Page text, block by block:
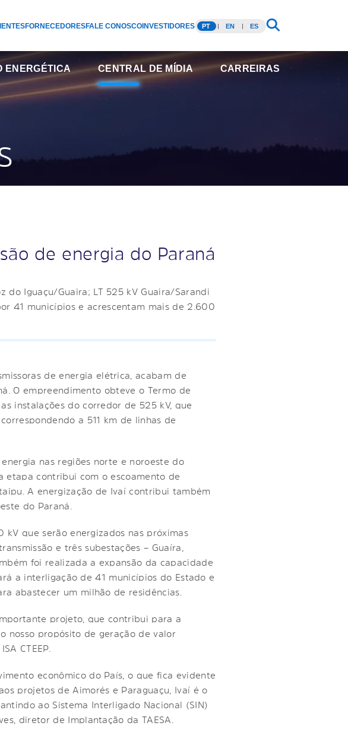
FORNECEDORESFALE CONOSCOINVESTIDORES PT EN ES
ENERGÉTICA CENTRAL DE MÍDIA CARREIRAS
de energia do Paraná
do Iguaçu/Guaira; LT 525 kV Guaira/Sarandi
41 municípios e acrescentam mais de 2.600
de energia elétrica, acabam de
O empreendimento obteve o Termo de
instalações do corredor de 525 kV, que
a 511 km de linhas de
nas regiões norte e noroeste do
etapa contribui com o escoamento de
A energização de Ivaí contribui também
do Paraná.
que serão energizados nas próximas
e três subestações – Guaíra,
foi realizada a expansão da capacidade
a interligação de 41 municípios do Estado e
abastecer um milhão de residências.
projeto, que contribui para a
nosso propósito de geração de valor
CTEEP.
econômico do País, o que fica evidente
projetos de Aimorés e Paraguaçu, Ivaí é o
ao Sistema Interligado Nacional (SIN)
diretor de Implantação da TAESA.